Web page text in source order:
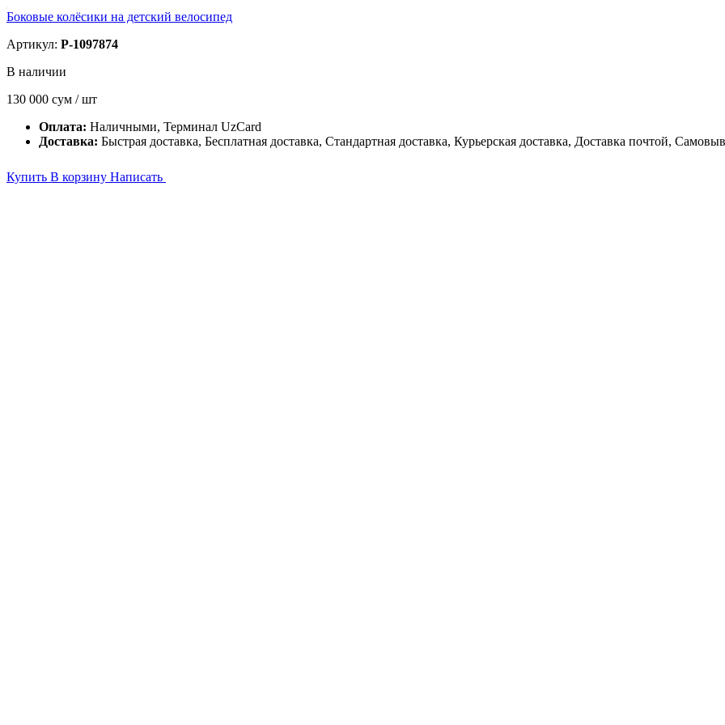
Боковые колёсики на детский велосипед
Артикул: P-1097874
В наличии
130 000 сум / шт
Оплата: Наличными, Терминал UzCard
Доставка: Быстрая доставка, Бесплатная доставка, Стандартная доставка, Курьерская доставка, Доставка почтой,
Купить В корзину Написать